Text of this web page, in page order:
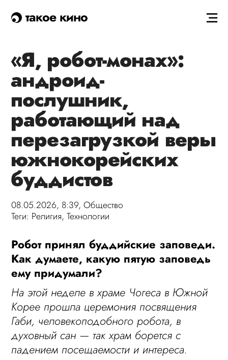
такое кино
«Я, робот-монах»:
андроид-
послушник,
работающий над
перезагрузкой веры
южнокорейских
буддистов
08.05.2026, 8:39,Общество
Теги: Религия,Технологии
Робот принял буддийские заповеди.
Как думаете, какую пятую заповедь
ему придумали?
На этой неделе в храме Чогеса в Южной
Корее прошла церемония посвящения
Габи, человекоподобного робота, в
духовный сан — так храм борется с
падением посещаемости и интереса.